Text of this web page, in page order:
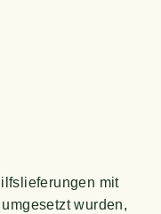
mit
wur­den,